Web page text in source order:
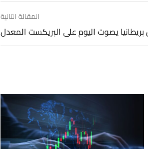
المقالة التالية
بريطانيا يصوت اليوم على البريكست المعدل